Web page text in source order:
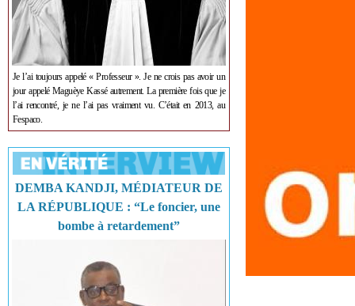
Je l’ai toujours appelé « Professeur ». Je ne crois pas avoir un
jour appelé Maguèye Kassé autrement. La première fois que je
l’ai rencontré, je ne l’ai pas vraiment vu. C’était en 2013, au
Fespaco.
DEMBA KANDJI, MÉDIATEUR DE
LA RÉPUBLIQUE : “Le foncier, une
bombe à retardement”